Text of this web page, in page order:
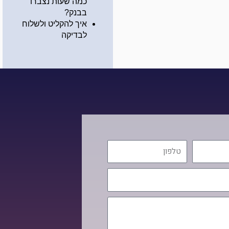
בבנק?
איך להקליט ולשלוח
לבדיקה
טלפון